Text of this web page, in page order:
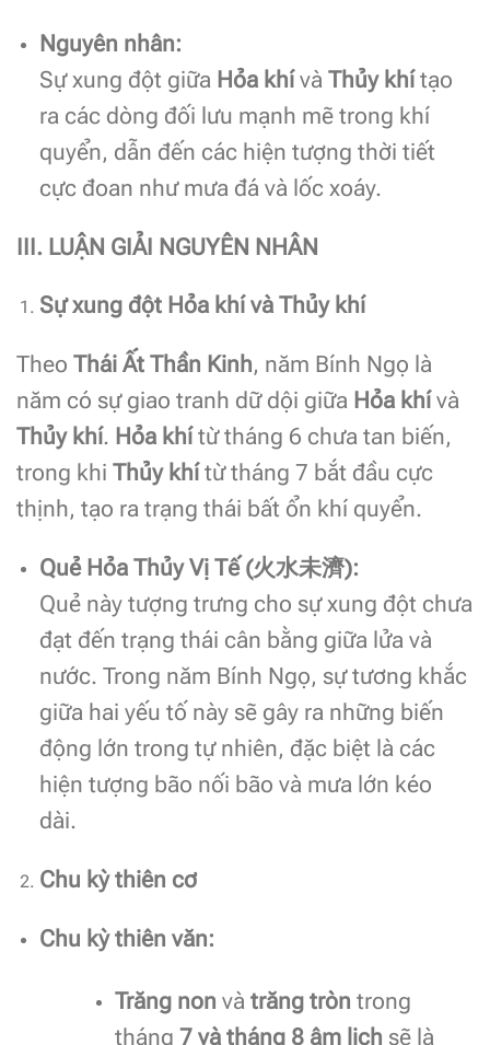
Nguyên nhân:
Sự xung đột giữa Hỏa khívà Thủy khítạo
ra các dòng đối lưu mạnh mẽ trong khí
quyển, dẫn đến các hiện tượng thời tiết
cực đoan như mưa đá và lốc xoáy.
III. LUẬN GIẢI NGUYÊN NHÂN
Sự xung đột Hỏa khí và Thủy khí
Theo Thái Ất Thần Kinh, năm Bính Ngọ là
năm có sự giao tranh dữ dội giữa Hỏa khívà
Thủy khí. Hỏa khítừ tháng 6 chưa tan biến,
trong khi Thủy khítừ tháng 7 bắt đầu cực
thịnh, tạo ra trạng thái bất ổn khí quyển.
Quẻ Hỏa Thủy Vị Tế (火水未濟):
Quẻ này tượng trưng cho sự xung đột chưa
đạt đến trạng thái cân bằng giữa lửa và
nước. Trong năm Bính Ngọ, sự tương khắc
giữa hai yếu tố này sẽ gây ra những biến
động lớn trong tự nhiên, đặc biệt là các
hiện tượng bão nối bão và mưa lớn kéo
dài.
Chu kỳ thiên cơ
Chu kỳ thiên văn:
Trăng non và trăng tròn trong
tháng 7 và tháng 8 âm lịch sẽ là